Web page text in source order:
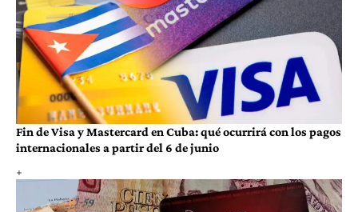
Fin de Visa y Mastercard en Cuba: qué ocurrirá con los pagos
internacionales a partir del 6 de junio